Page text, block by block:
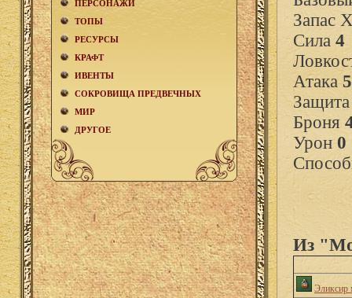
ПЕРСОНАЖИ
ТОПЫ
РЕСУРСЫ
КРАФТ
ИВЕНТЫ
СОКРОВИЩА ПРЕДВЕЧНЫХ
МИР
ДРУГОЕ
Запас
Сила 4
Атака 5
Броня
Урон0
Из
Эликсир